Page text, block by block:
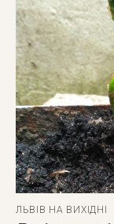
ЛЬВІВ НА ВИХІДНІ